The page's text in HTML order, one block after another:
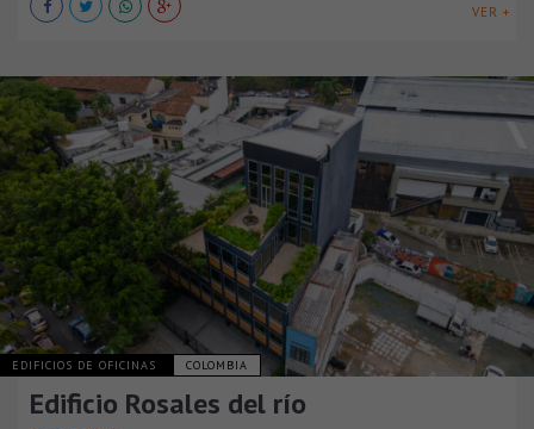
VER +
EDIFICIOS DE OFICINAS COLOMBIA
Edificio Rosales del río